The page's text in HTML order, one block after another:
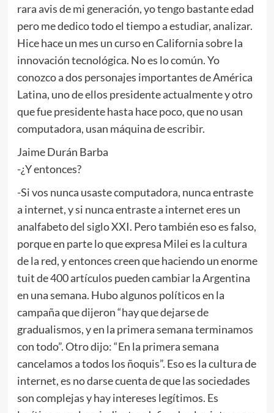
rara avis de mi generación, yo tengo bastante edad
pero me dedico todo el tiempo a estudiar, analizar.
Hice hace un mes un curso en California sobre la
innovación tecnológica. No es lo común. Yo
conozco a dos personajes importantes de América
Latina, uno de ellos presidente actualmente y otro
que fue presidente hasta hace poco, que no usan
computadora, usan máquina de escribir.
Jaime Durán Barba
-¿Y entonces?
-Si vos nunca usaste computadora, nunca entraste
a internet, y si nunca entraste a internet eres un
analfabeto del siglo XXI. Pero también eso es falso,
porque en parte lo que expresa Milei es la cultura
de la red, y entonces creen que haciendo un enorme
tuit de 400 artículos pueden cambiar la Argentina
en una semana. Hubo algunos políticos en la
campaña que dijeron “hay que dejarse de
gradualismos, y en la primera semana terminamos
con todo”. Otro dijo: “En la primera semana
cancelamos a todos los ñoquis”. Eso es la cultura de
internet, es no darse cuenta de que las sociedades
son complejas y hay intereses legítimos. Es